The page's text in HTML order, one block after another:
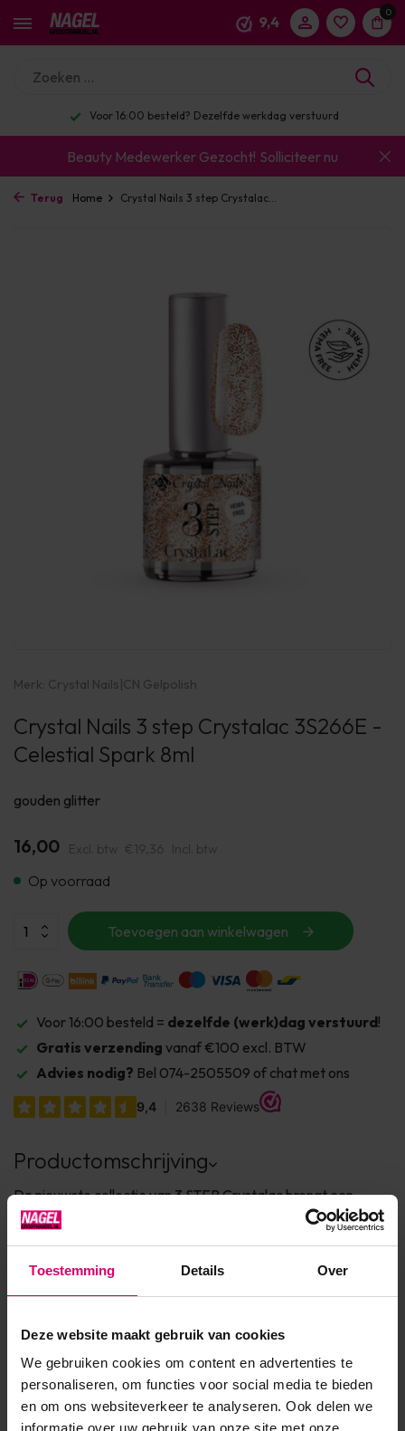
Toestemming Details Over
Deze website maakt gebruik van cookies
We gebruiken cookies om content en advertenties te
personaliseren, om functies voor social media te bieden
en om ons websiteverkeer te analyseren. Ook delen we
informatie over uw gebruik van onze site met onze
9,4
0
besteld? Dezelfde werkdag verstuurd
Beauty Medewerker Gezocht! Solliciteer nu
Terug Home Crystal Nails 3 step Crystalac...
Merk: Crystal Nails|CN Gelpolish
Crystal Nails 3 step Crystalac 3S266E -
Celestial Spark 8ml
gouden glitter
16,00 Excl. btw €19,36 Incl. btw
Op voorraad
Toevoegen aan winkelwagen
Voor 16:00 besteld = dezelfde (werk)dag verstuurd!
Gratis verzending vanaf €100 excl. BTW
Advies nodig? Bel 074-2505509 of chat met ons
Productomschrijving
De nieuwste collectie van 3 STEP Crystalac brengt een
wereld van subtiele lichteffecten en elegante glans. De vier
tinten – Heavenly Glow, Rosy Radiance, Crystal Starlight en
Celestial Spark– zorgen met hun doorschijnende, stralende
zachte zijdeglans tot holografische glans en een rijk gl...
Toon meer